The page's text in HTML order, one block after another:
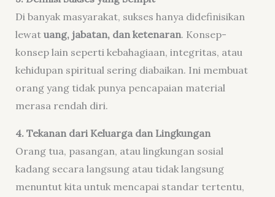
Di banyak masyarakat, sukses hanya didefinisikan
lewat uang, jabatan, dan ketenaran. Konsep-
konsep lain seperti kebahagiaan, integritas, atau
kehidupan spiritual sering diabaikan. Ini membuat
orang yang tidak punya pencapaian material
merasa rendah diri.
4. Tekanan dari Keluarga dan Lingkungan
Orang tua, pasangan, atau lingkungan sosial
kadang secara langsung atau tidak langsung
menuntut kita untuk mencapai standar tertentu,